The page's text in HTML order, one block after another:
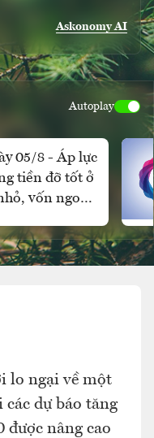
Askonomy AI
Autoplay
05/8 - Áp lực
tiền đỡ tốt ở
vốn ngoại
lo ngại về một
các dự báo tăng
được nâng cao